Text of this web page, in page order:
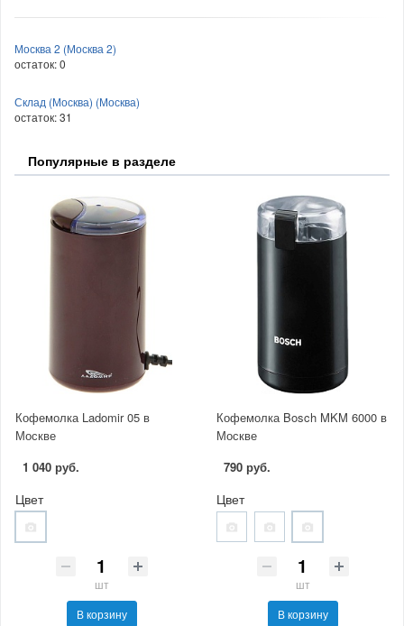
Москва 2 (Москва 2)
остаток:0
Склад (Москва) (Москва)
остаток:31
Популярные в разделе
Кофемолка Ladomir 05 в
Москве
1 040 руб.
Цвет
шт
В корзину
Кофемолка Bosch MKM 6000 в
Москве
790 руб.
Цвет
шт
В корзину